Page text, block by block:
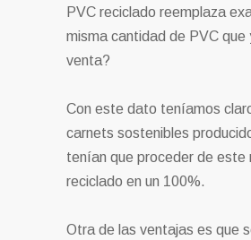
PVC reciclado reemplaza
misma cantidad de PVC que
venta?
Con este dato teníamos
carnets sostenibles
tenían que proceder de este
reciclado en un 100%.
Otra de las ventajas es que